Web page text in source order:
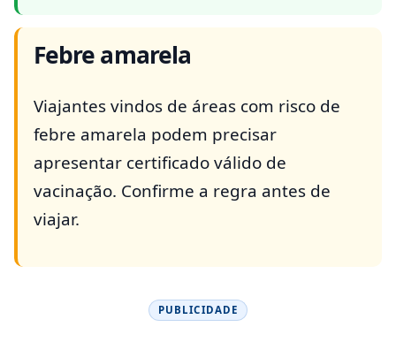
Febre amarela
Viajantes vindos de áreas com risco de
febre amarela podem precisar
apresentar certificado válido de
vacinação. Confirme a regra antes de
viajar.
PUBLICIDADE